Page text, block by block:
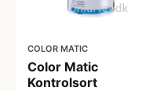
COLOR MATIC
Color Matic
Kontrolsort